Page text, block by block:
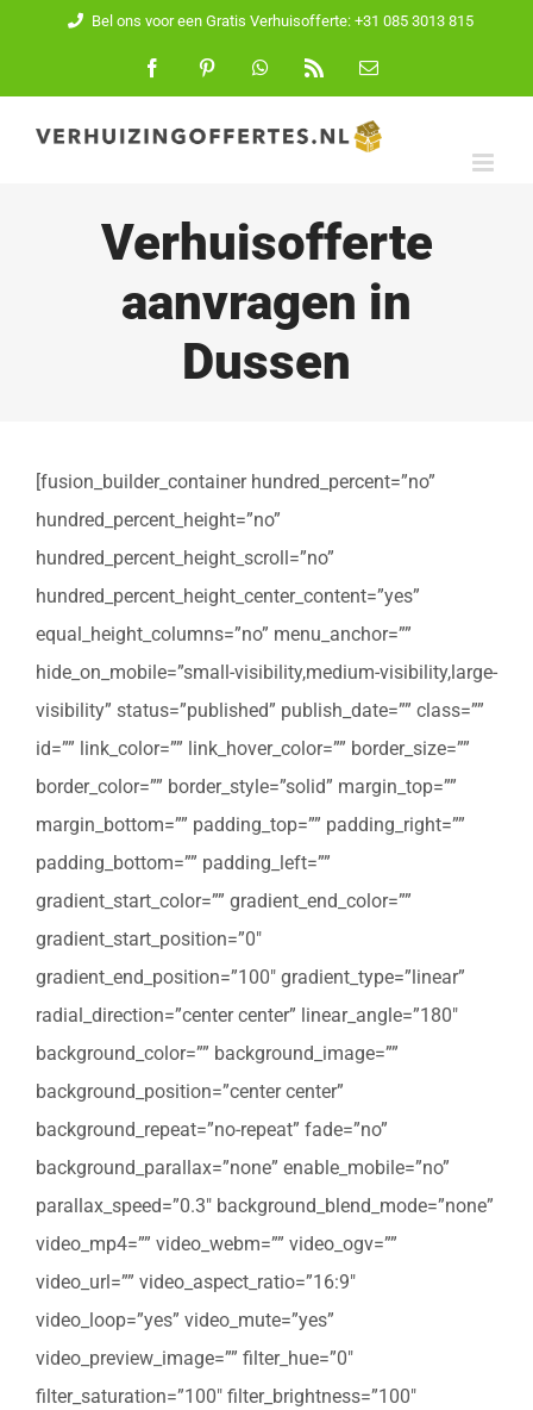
inhoud
Bel ons voor een Gratis Verhuisofferte: +31 085 3013 815
FacebookPinterest WhatsApp
E-
Verhuisofferte
aanvragen in
Dussen
[fusion_builder_container hundred_percent=”no”
hundred_percent_height=”no”
hundred_percent_height_scroll=”no”
hundred_percent_height_center_content=”yes”
equal_height_columns=”no” menu_anchor=””
hide_on_mobile=”small-visibility,medium-visibility,large-
visibility” status=”published” publish_date=”” class=””
id=”” link_color=”” link_hover_color=”” border_size=””
border_color=”” border_style=”solid” margin_top=””
margin_bottom=”” padding_top=”” padding_right=””
padding_bottom=”” padding_left=””
gradient_start_color=”” gradient_end_color=””
gradient_start_position=”0″
gradient_end_position=”100″ gradient_type=”linear”
radial_direction=”center center” linear_angle=”180″
background_color=”” background_image=””
background_position=”center center”
background_repeat=”no-repeat” fade=”no”
background_parallax=”none” enable_mobile=”no”
parallax_speed=”0.3″ background_blend_mode=”none”
video_mp4=”” video_webm=”” video_ogv=””
video_url=”” video_aspect_ratio=”16:9″
video_loop=”yes” video_mute=”yes”
video_preview_image=”” filter_hue=”0″
filter_saturation=”100″ filter_brightness=”100″